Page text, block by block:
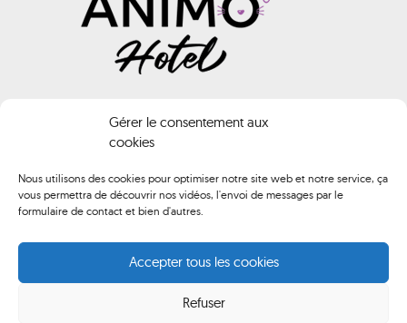
Gérer le consentement aux
cookies
Nous utilisons des cookies pour optimiser notre site web et notre service, ça
vous permettra de découvrir nos vidéos, l'envoi de messages par le
formulaire de contact et bien d'autres.
Accepter tous les cookies
Refuser
Animo HOTEL
02 40 61 74 02
contact@animo-hotel.fr
Route de Brederac, 44500 La Baule-Escoublac
Du lundi au samedi de 10h00 à 12h00 et de 14h00 à 18h00